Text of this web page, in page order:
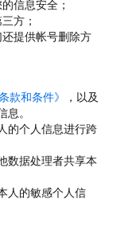
信息安全；
方；
提供帐号删除方
条款和条件》
，以及
。
的个人信息进行跨
数据处理者共享本
人的敏感个人信